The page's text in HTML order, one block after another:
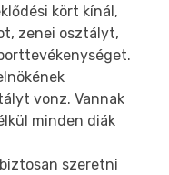
kört kínál,
zenei osztályt,
vonz. Vannak
minden diák
szeretni